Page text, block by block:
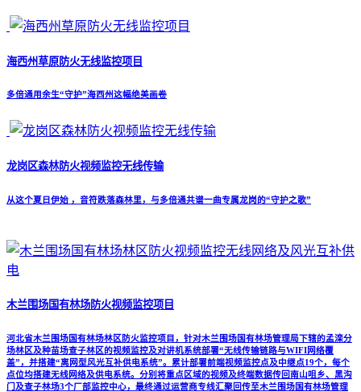
海西州草原防火无线监控项目
多倍通用余生“守护”海西州这幅绝美画卷
龙岗区森林防火视频监控无线传输
从这个夏日伊始 ，音符跌落森林里，与多倍通共谱一曲专属龙岗的“守护之歌”
木兰围场国有林场防火视频监控项目
河北省木兰围场国有林场林区防火监控项目，针对木兰围场国有林场管理局下辖的孟滦分
场林区及种苗场查子林区的视频监控及对讲机系统部署“无线传输链路与WIFI网络覆
盖”，并搭建“离网型风光互补供电系统”。累计部署前端视频监控点及中继点19个，每个
点位均搭建无线网络及供电系统。分别将重点区域的视频及终端数据传回南山咀乡、黑沟
门及查子林场3个厂部监控中心，最终通过运营商专线汇聚回传至木兰围场国有林场管理